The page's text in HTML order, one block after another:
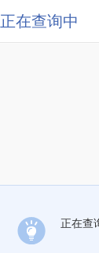
正在查询中
正在查